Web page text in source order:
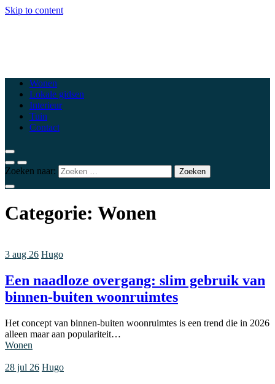
Skip to content
Wonen
Lokale gidsen
Interieur
Tuin
Contact
Zoeken naar:
Categorie: Wonen
3 aug 26 Hugo
Een naadloze overgang: slim gebruik van
binnen-buiten woonruimtes
Het concept van binnen-buiten woonruimtes is een trend die in 2026
alleen maar aan populariteit…
Wonen
28 jul 26 Hugo